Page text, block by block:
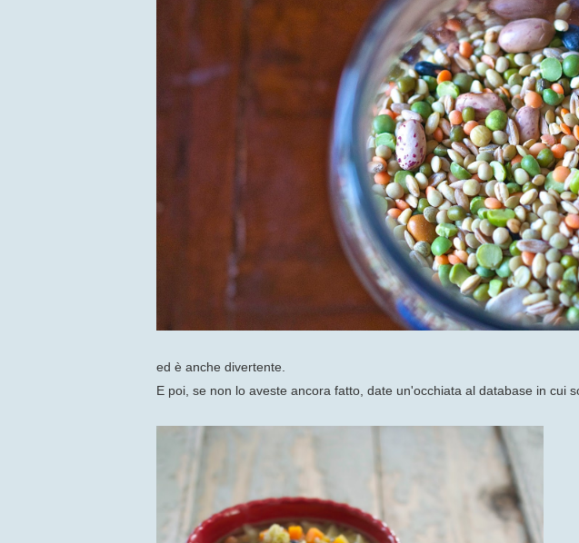
ed è anche divertente.
E poi, se non lo aveste ancora fatto, date un'occhiata al database in cui